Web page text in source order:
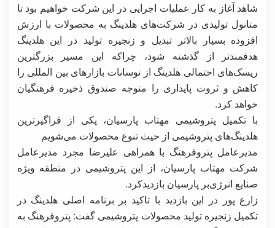
شاهد آغاز به کار عملیات اجرایی در این شرکت خواهیم بود تا
متانول تولیدی در شرکت‌های هلدینگ به محصولات با ارزش
افزوده بسیار بالاتر تبدیل و زنجیره تولید در این هلدینگ
هدفمندتر از گذشته شود، چراکه این مسیر بزرگترین
ریسک‌های احتمالی هلدینگ از نوسانات بازارهای بین المللی را
کاهش و ثروت پایداری را متوجه صندوق ذخیره فرهنگیان
خواهد کرد.
با تکمیل پتروشیمی مهتاب پارسیان، یکی از فراگیرترین
هلدینگ‌های پتروشیمی از حیث تنوع محصولات می‌شویم
مدیرعامل پتروفرهنگ با همراهی علیرضا مجرد مدیرعامل
شرکت مهتاب پارسیان، از این پتروشیمی در منطقه ویژه
صنایع انرژی‌بر پارسیان بازدیدکرد.
زارع پور در این بازدید با تاکید بر برنامه اصلی هلدینگ در
تکمیل زنجیره تولید محصولات پتروشیمی گفت: پتروفرهنگ به